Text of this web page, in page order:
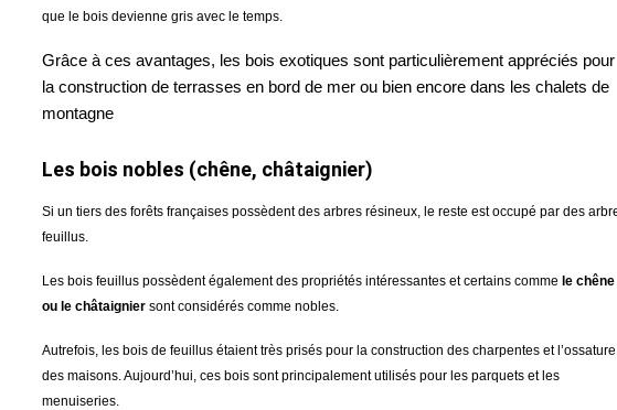
que le bois devienne gris avec le temps.
Grâce à ces avantages, les bois exotiques sont particulièrement appréciés pour
la construction de terrasses en bord de mer ou bien encore dans les chalets de
montagne
Les bois nobles (chêne, châtaignier)
Si un tiers des forêts françaises possèdent des arbres résineux, le reste est occupé par des
feuillus.
Les bois feuillus possèdent également des propriétés intéressantes et certains comme le chêne
ou le châtaignier sont considérés comme nobles.
Autrefois, les bois de feuillus étaient très prisés pour la construction des charpentes et l’ossature
des maisons. Aujourd’hui, ces bois sont principalement utilisés pour les parquets et les
menuiseries.